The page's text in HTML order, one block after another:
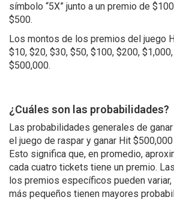
símbolo “5X” junto a un premio de
$500.
Los montos de los premios del juego
$10, $20, $30, $50, $100, $200,
$500,000.
¿Cuáles son las probabilidades?
Las probabilidades generales de
el juego de raspar y ganar Hit
Esto significa que, en promedio,
cada cuatro tickets tiene un premio.
los premios específicos pueden
más pequeños tienen mayores